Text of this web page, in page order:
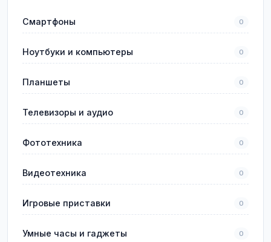
Смартфоны 0
Ноутбуки и компьютеры 0
Планшеты 0
Телевизоры и аудио 0
Фототехника 0
Видеотехника 0
Игровые приставки 0
Умные часы и гаджеты 0